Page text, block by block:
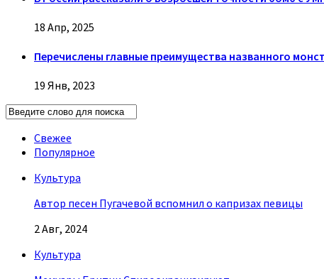
18 Апр, 2025
Перечислены главные преимущества названного
19 Янв, 2023
Свежее
Популярное
Культура
Автор песен Пугачевой вспомнил о капризах певицы
2 Авг, 2024
Культура